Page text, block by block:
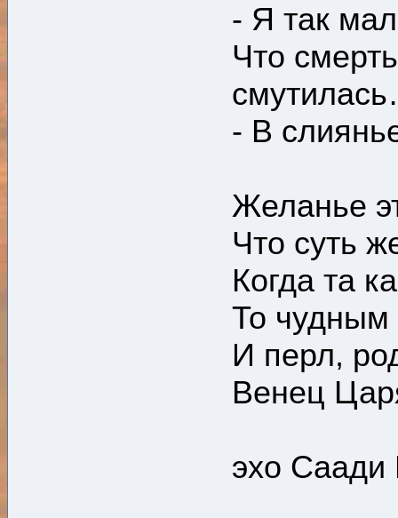
- Я так
Что
- В
Желанье
Что суть
Когда та
То чудным
И перл,
Венец
эхо Саади